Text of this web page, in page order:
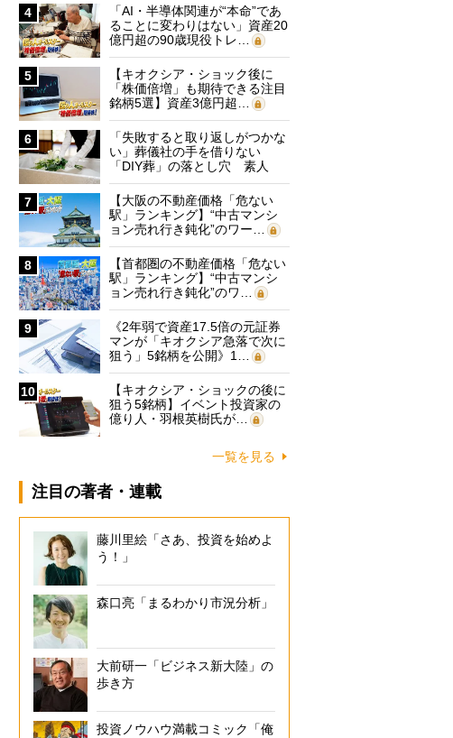
4
「AI・半導体関連が“本命”であ
ることに変わりはない」資産20
億円超の90歳現役トレ…
5
【キオクシア・ショック後に
「株価倍増」も期待できる注目
銘柄5選】資産3億円超…
6
「失敗すると取り返しがつかな
い」葬儀社の手を借りない
「DIY葬」の落とし穴 素人
に…
7
【大阪の不動産価格「危ない
駅」ランキング】“中古マンシ
ョン売れ行き鈍化”のワー…
8
【首都圏の不動産価格「危ない
駅」ランキング】“中古マンシ
ョン売れ行き鈍化”のワ…
9
《2年弱で資産17.5倍の元証券
マンが「キオクシア急落で次に
狙う」5銘柄を公開》1…
10
【キオクシア・ショックの後に
狙う5銘柄】イベント投資家の
億り人・羽根英樹氏が…
一覧を見る
注目の著者・連載
藤川里絵「さあ、投資を始めよ
う！」
森口亮「まるわかり市況分析」
大前研一「ビジネス新大陸」の
歩き方
投資ノウハウ満載コミック「俺